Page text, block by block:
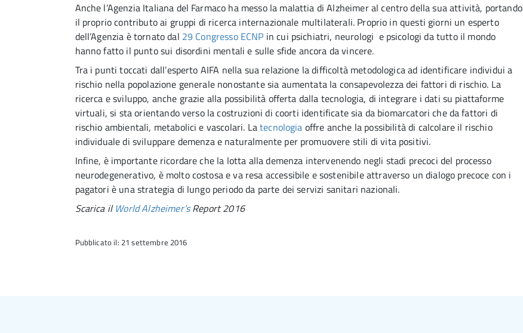
Anche l’Agenzia Italiana del Farmaco ha messo la malattia di Alzheimer al centro della sua attività, portando
il proprio contributo ai gruppi di ricerca internazionale multilaterali. Proprio in questi giorni un esperto
dell’Agenzia è tornato dal 29 Congresso ECNP in cui psichiatri, neurologi e psicologi da tutto il mondo
hanno fatto il punto sui disordini mentali e sulle sfide ancora da vincere.
Tra i punti toccati dall’esperto AIFA nella sua relazione la difficoltà metodologica ad identificare individui a
rischio nella popolazione generale nonostante sia aumentata la consapevolezza dei fattori di rischio. La
ricerca e sviluppo, anche grazie alla possibilità offerta dalla tecnologia, di integrare i dati su piattaforme
virtuali, si sta orientando verso la costruzioni di coorti identificate sia da biomarcatori che da fattori di
rischio ambientali, metabolici e vascolari. Latecnologia offre anche la possibilità di calcolare il rischio
individuale di sviluppare demenza e naturalmente per promuovere stili di vita positivi.
Infine, è importante ricordare che la lotta alla demenza intervenendo negli stadi precoci del processo
neurodegenerativo, è molto costosa e va resa accessibile e sostenibile attraverso un dialogo precoce con i
pagatori è una strategia di lungo periodo da parte dei servizi sanitari nazionali.
Scarica ilWorld Alzheimer’sReport 2016
Pubblicato il: 21 settembre 2016